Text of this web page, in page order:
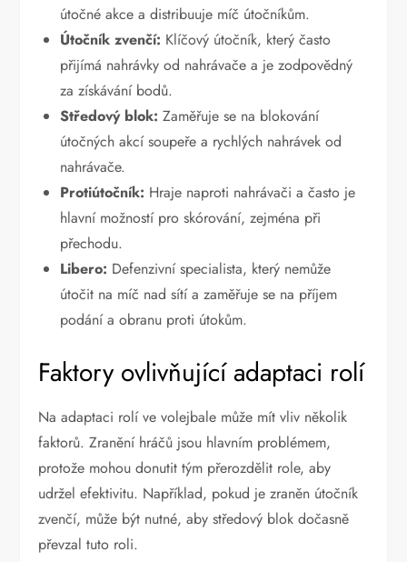
útočné akce a distribuuje míč útočníkům.
Útočník zvenčí: Klíčový útočník, který často
přijímá nahrávky od nahrávače a je zodpovědný
za získávání bodů.
Středový blok: Zaměřuje se na blokování
útočných akcí soupeře a rychlých nahrávek od
nahrávače.
Protiútočník: Hraje naproti nahrávači a často je
hlavní možností pro skórování, zejména při
přechodu.
Libero: Defenzivní specialista, který nemůže
útočit na míč nad sítí a zaměřuje se na příjem
podání a obranu proti útokům.
Faktory ovlivňující adaptaci rolí
Na adaptaci rolí ve volejbale může mít vliv několik
faktorů. Zranění hráčů jsou hlavním problémem,
protože mohou donutit tým přerozdělit role, aby
udržel efektivitu. Například, pokud je zraněn útočník
zvenčí, může být nutné, aby středový blok dočasně
převzal tuto roli.